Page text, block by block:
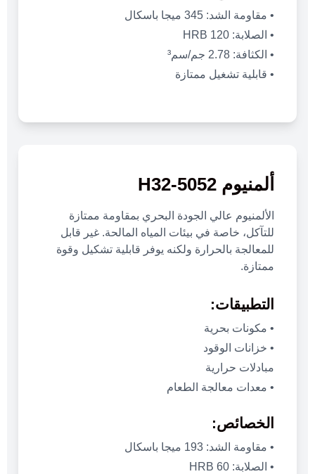
• مقاومة الشد: 345 ميجا باسكال
• الصلابة: 120 HRB
• الكثافة: 2.78 جم/سم³
• قابلية تشغيل ممتازة
ألمنيوم 5052-H32
الألمنيوم عالي الجودة البحري بمقاومة ممتازة
للتآكل، خاصة في بيئات المياه المالحة. غير قابل
للمعالجة بالحرارة ولكنه يوفر قابلية تشكيل وقوة
ممتازة.
التطبيقات:
• مكونات بحرية
• خزانات الوقود
مبادلات حرارية
• معدات معالجة الطعام
الخصائص:
• مقاومة الشد: 193 ميجا باسكال
• الصلابة: 60 HRB